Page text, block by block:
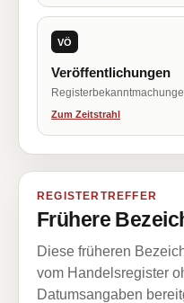
VÖ
Veröffentlichungen
Zum Zeitstrahl
REGISTERTREFFER
Frühere
Diese früheren
vom Handelsregister
Datumsangaben